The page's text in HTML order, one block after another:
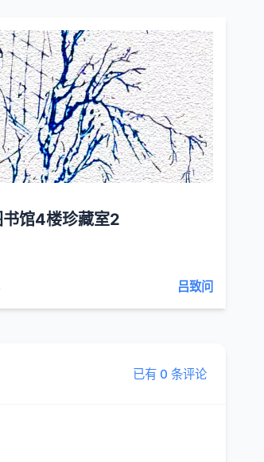
馆4楼珍藏室2
吕致问
已有 0 条评论